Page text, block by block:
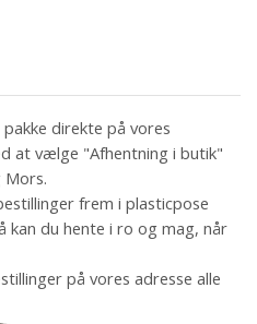
direkte på vores
at vælge "Afhentning i butik"
Mors.
frem i plasticpose
kan du hente i ro og mag, når
på vores adresse alle